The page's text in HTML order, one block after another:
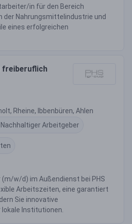
in für den Bereich
der Nahrungsmittelindustrie und
eines erfolgreichen
freiberuflich
Rheine, Ibbenbüren, Ahlen
Nachhaltiger Arbeitgeber
(m/w/d) im Außendienst bei PHS
Arbeitszeiten, eine garantiert
Sie innovative
Institutionen.